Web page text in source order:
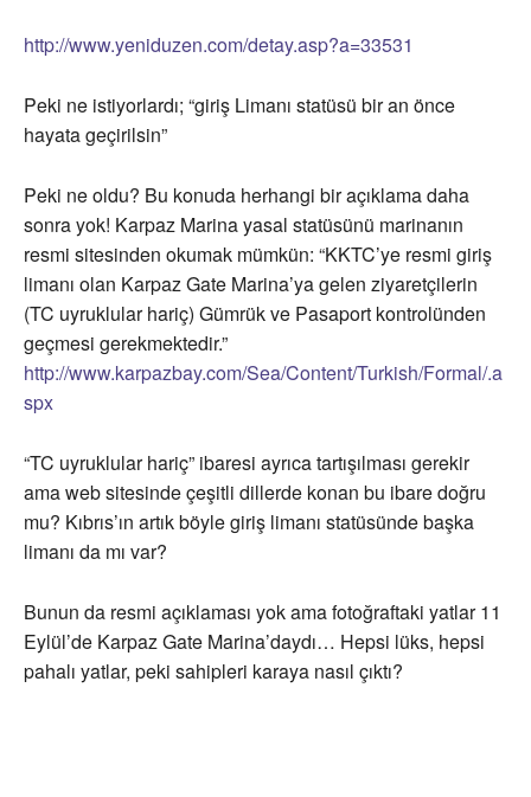
http://www.yeniduzen.com/detay.asp?a=33531
Peki ne istiyorlardı; “giriş Limanı statüsü bir an önce
hayata geçirilsin”
Peki ne oldu? Bu konuda herhangi bir açıklama daha
sonra yok! Karpaz Marina yasal statüsünü marinanın
resmi sitesinden okumak mümkün: “KKTC’ye resmi giriş
limanı olan Karpaz Gate Marina’ya gelen ziyaretçilerin
(TC uyruklular hariç) Gümrük ve Pasaport kontrolünden
geçmesi gerekmektedir.”
http://www.karpazbay.com/Sea/Content/Turkish/Formal/.a
spx
“TC uyruklular hariç” ibaresi ayrıca tartışılması gerekir
ama web sitesinde çeşitli dillerde konan bu ibare doğru
mu? Kıbrıs’ın artık böyle giriş limanı statüsünde başka
limanı da mı var?
Bunun da resmi açıklaması yok ama fotoğraftaki yatlar 11
Eylül’de Karpaz Gate Marina’daydı… Hepsi lüks, hepsi
pahalı yatlar, peki sahipleri karaya nasıl çıktı?